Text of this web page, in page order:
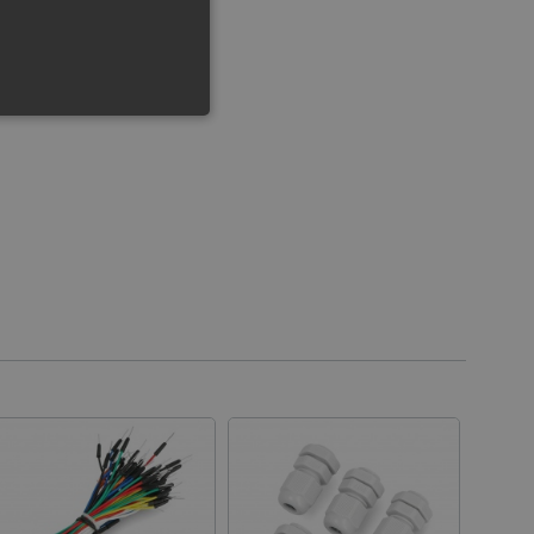
Einwilligung des
Datenschutzrichtlinien
dass ihre Präferenzen in
für das aktuell in der
Es spielt eine